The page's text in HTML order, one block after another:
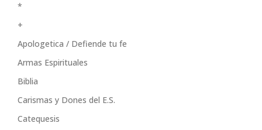
*
+
Apologetica / Defiende tu fe
Armas Espirituales
Biblia
Carismas y Dones del E.S.
Catequesis